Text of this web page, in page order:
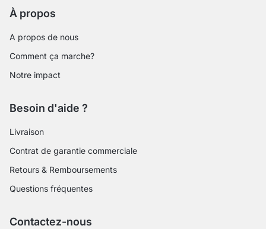
À propos
A propos de nous
Comment ça marche?
Notre impact
Besoin d'aide ?
Livraison
Contrat de garantie commerciale
Retours & Remboursements
Questions fréquentes
Contactez-nous